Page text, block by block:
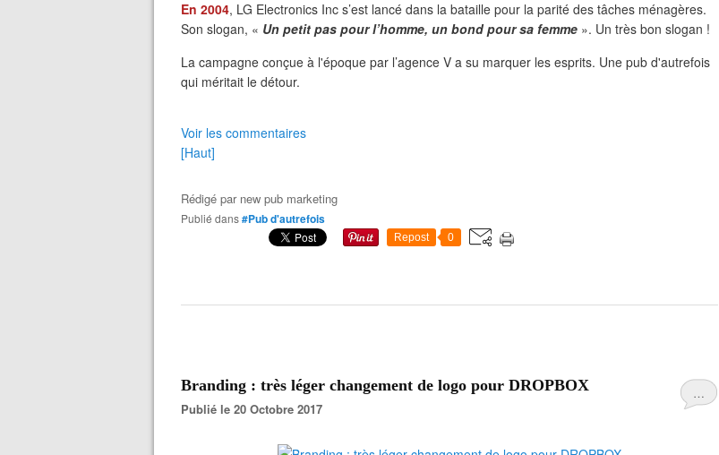
En 2004, LG Electronics Inc s’est lancé dans la bataille pour la parité des tâches ménagères.
Son slogan, « Un petit pas pour l’homme, un bond pour sa femme ». Un très bon slogan !
La campagne conçue à l'époque par l’agence V a su marquer les esprits. Une pub d'autrefois
qui méritait le détour.
Voir les commentaires
[Haut]
Rédigé par new pub marketing
Publié dans#Pub d'autrefois
Repost 0
…
Branding : très léger changement de logo pour DROPBOX
Publié le 20 Octobre 2017